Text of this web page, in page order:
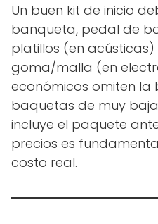
Un buen kit de inicio
banqueta, pedal de
platillos (en
goma/malla (en
económicos omiten la
baquetas de muy
incluye el paquete
precios es
costo real.